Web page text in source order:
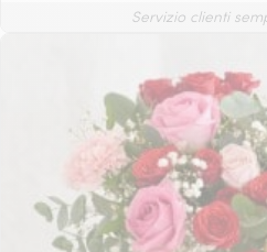
Servizio clienti